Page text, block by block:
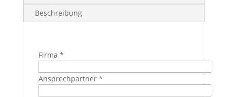
Beschreibung
Firma *
Ansprechpartner *